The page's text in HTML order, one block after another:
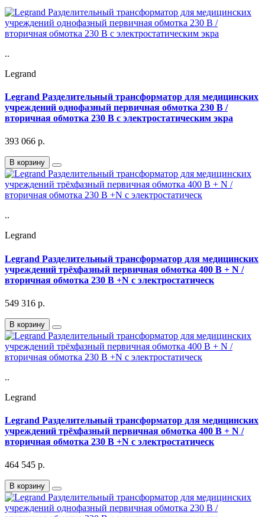
..
Legrand
Legrand Разделительный трансформатор для медицинских
учреждений однофазный первичная обмотка 230 В /
вторичная обмотка 230 В с электростатическим экра
393 066 р.
В корзину
..
Legrand
Legrand Разделительный трансформатор для медицинских
учреждений трёхфазный первичная обмотка 400 В + N /
вторичная обмотка 230 В +N с электростатическ
549 316 р.
В корзину
..
Legrand
Legrand Разделительный трансформатор для медицинских
учреждений трёхфазный первичная обмотка 400 В + N /
вторичная обмотка 230 В +N с электростатическ
464 545 р.
В корзину